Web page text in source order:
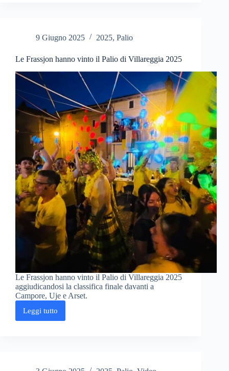
9 Giugno 2025 2025, Palio
Le Frassjon hanno vinto il Palio di Villareggia 2025
Le Frassjon hanno vinto il Palio di Villareggia 2025
aggiudicandosi la classifica finale davanti a
Campore, Uje e Arset.
Leggi tutto
Le
Frassjon